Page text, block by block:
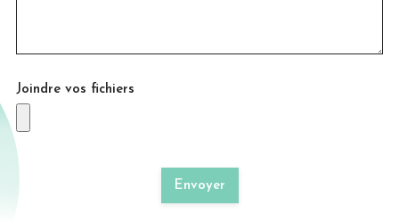
Joindre vos fichiers
Envoyer